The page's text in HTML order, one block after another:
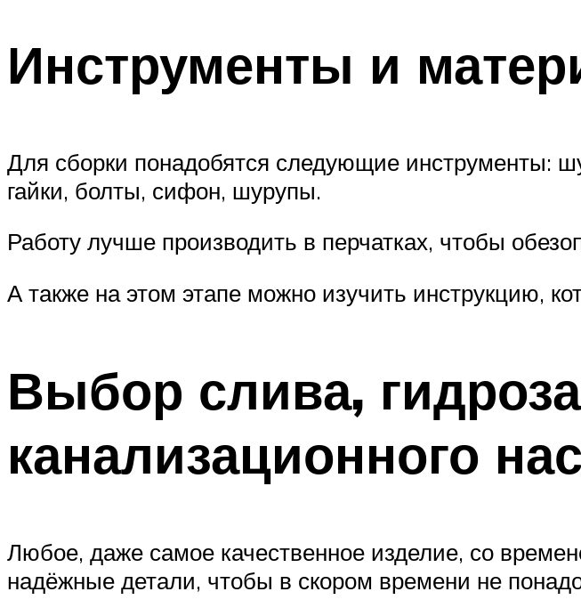
Инструменты и
Для сборки понадобятся следующие инструменты:
гайки, болты, сифон, шурупы.
Работу лучше производить в перчатках, чтобы
А также на этом этапе можно изучить инструкцию,
Выбор слива,
канализационного
Любое, даже самое качественное изделие, со
надёжные детали, чтобы в скором времени не